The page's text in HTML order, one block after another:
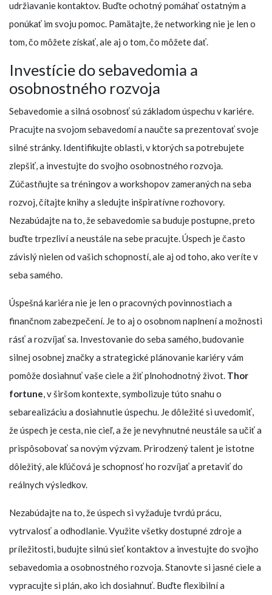
udržiavanie kontaktov. Buďte ochotný pomáhať ostatným a
ponúkať im svoju pomoc. Pamätajte, že networking nie je len o
tom, čo môžete získať, ale aj o tom, čo môžete dať.
Investície do sebavedomia a
osobnostného rozvoja
Sebavedomie a silná osobnosť sú základom úspechu v kariére.
Pracujte na svojom sebavedomí a naučte sa prezentovať svoje
silné stránky. Identifikujte oblasti, v ktorých sa potrebujete
zlepšiť, a investujte do svojho osobnostného rozvoja.
Zúčastňujte sa tréningov a workshopov zameraných na seba
rozvoj, čítajte knihy a sledujte inšpiratívne rozhovory.
Nezabúdajte na to, že sebavedomie sa buduje postupne, preto
buďte trpezliví a neustále na sebe pracujte. Úspech je často
závislý nielen od vašich schopností, ale aj od toho, ako veríte v
seba samého.
Úspešná kariéra nie je len o pracovných povinnostiach a
finančnom zabezpečení. Je to aj o osobnom naplnení a možnosti
rásť a rozvíjať sa. Investovanie do seba samého, budovanie
silnej osobnej značky a strategické plánovanie kariéry vám
pomôže dosiahnuť vaše ciele a žiť plnohodnotný život. Thor
fortune, v širšom kontexte, symbolizuje túto snahu o
sebarealizáciu a dosiahnutie úspechu. Je dôležité si uvedomiť,
že úspech je cesta, nie cieľ, a že je nevyhnutné neustále sa učiť a
prispôsobovať sa novým výzvam. Prirodzený talent je istotne
dôležitý, ale kľúčová je schopnosť ho rozvíjať a pretaviť do
reálnych výsledkov.
Nezabúdajte na to, že úspech si vyžaduje tvrdú prácu,
vytrvalosť a odhodlanie. Využite všetky dostupné zdroje a
príležitosti, budujte silnú sieť kontaktov a investujte do svojho
sebavedomia a osobnostného rozvoja. Stanovte si jasné ciele a
vypracujte si plán, ako ich dosiahnuť. Buďte flexibilní a